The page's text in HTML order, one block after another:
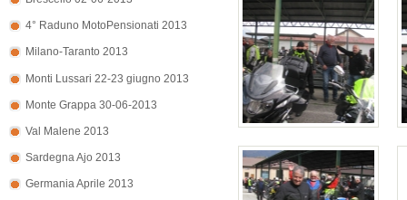
4° Raduno MotoPensionati 2013
Milano-Taranto 2013
Monti Lussari 22-23 giugno 2013
Monte Grappa 30-06-2013
Val Malene 2013
Sardegna Ajo 2013
Germania Aprile 2013